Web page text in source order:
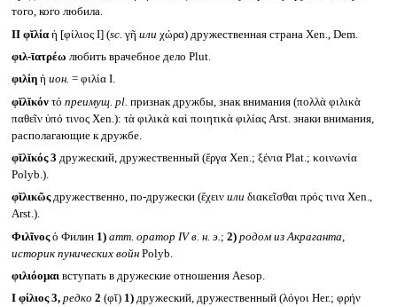
того, кого любила.
II φῐλία ἡ [φίλιος I] (sc. γῆ или χώρα) дружественная страна Xen., Dem.
φιλ-ῑατρέω любить врачебное дело Plut.
φιλίη ἡ ион. = φιλία I.
φῐλῐκόν τό преимущ. pl. признак дружбы, знак внимания (πολλὰ φιλικὰ
παθεῖν ὑπό τινος Xen.): τὰ φιλικὰ καὶ ποιητικὰ φιλίας Arst. знаки внимания,
располагающие к дружбе.
φῐλῐκός 3 дружеский, дружественный (ἔργα Xen.; ξένια Plat.; κοινωνία
Polyb.).
φῐλικῶςдружественно, по-дружески (ἔχειν или διακεῖσθαι πρός τινα Xen.,
Arst.).
Φιλῖνοςὁ Филин 1) атт. оратор IV в. н. э. ; 2) родом из Акраганта,
историк пунических войнPolyb.
φιλιόομαι вступать в дружеские отношения Aesop.
I φίλιος 3, редко 2 (φῐ) 1)дружеский, дружественный (λόγοι Her.; φρήν